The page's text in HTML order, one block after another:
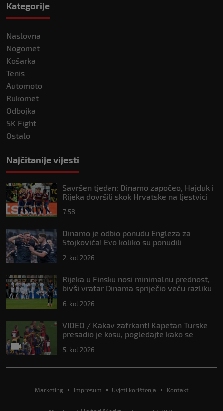
Kategorije
Naslovna
Nogomet
Košarka
Tenis
Automoto
Rukomet
Odbojka
SK Fight
Ostalo
Najčitanije vijesti
Savršen tjedan: Dinamo započeo, Hajduk i
Rijeka dovršili skok Hrvatske na ljestvici
7:58
Dinamo je odbio ponudu Engleza za
Stojkovića! Evo koliko su ponudili
2. kol 2026
Rijeka u Finsku nosi minimalnu prednost,
bivši vratar Dinama spriječio veću razliku
6. kol 2026
VIDEO / Kakav zafrkant! Kapetan Turske
presadio je kosu, pogledajte kako se
5. kol 2026
Marketing Impresum Uvjeti korištenja Kontakt